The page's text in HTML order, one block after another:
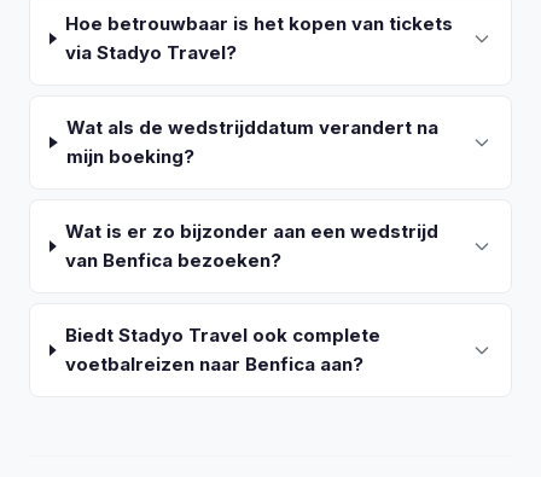
Hoe betrouwbaar is het kopen van tickets
via Stadyo Travel?
Wat als de wedstrijddatum verandert na
mijn boeking?
Wat is er zo bijzonder aan een wedstrijd
van Benfica bezoeken?
Biedt Stadyo Travel ook complete
voetbalreizen naar Benfica aan?